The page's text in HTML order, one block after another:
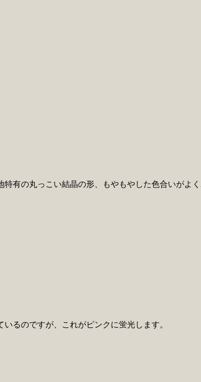
有の丸っこい結晶の形、もやもやした色合いがよく
るのですが、これがピンクに蛍光します。